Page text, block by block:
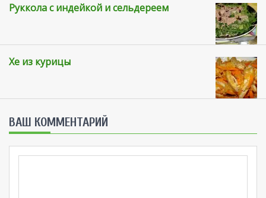
Руккола с индейкой и сельдереем
Хе из курицы
ВАШ КОММЕНТАРИЙ